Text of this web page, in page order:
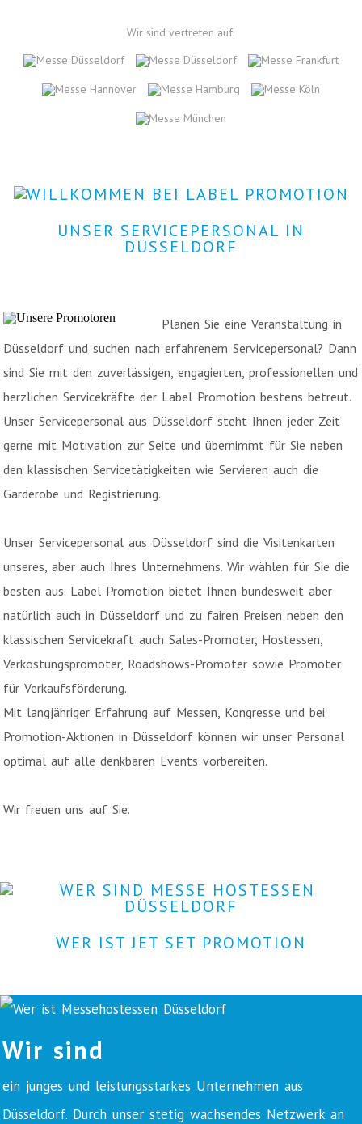
Wir sind vertreten auf:
UNSER SERVICEPERSONAL IN
DÜSSELDORF
Planen Sie eine Veranstaltung in
Düsseldorf und suchen nach erfahrenem Servicepersonal? Dann
sind Sie mit den zuverlässigen, engagierten, professionellen und
herzlichen Servicekräfte der Label Promotion bestens betreut.
Unser Servicepersonal aus Düsseldorf steht Ihnen jeder Zeit
gerne mit Motivation zur Seite und übernimmt für Sie neben
den klassischen Servicetätigkeiten wie Servieren auch die
Garderobe und Registrierung.
Unser Servicepersonal aus Düsseldorf sind die Visitenkarten
unseres, aber auch Ihres Unternehmens. Wir wählen für Sie die
besten aus. Label Promotion bietet Ihnen bundesweit aber
natürlich auch in Düsseldorf und zu fairen Preisen neben den
klassischen Servicekraft auch Sales-Promoter, Hostessen,
Verkostungspromoter, Roadshows-Promoter sowie Promoter
für Verkaufsförderung.
Mit langjähriger Erfahrung auf Messen, Kongresse und bei
Promotion-Aktionen in Düsseldorf können wir unser Personal
optimal auf alle denkbaren Events vorbereiten.
Wir freuen uns auf Sie.
WER IST JET SET PROMOTION
Wir sind
ein junges und leistungsstarkes Unternehmen aus
Düsseldorf. Durch unser stetig wachsendes Netzwerk an